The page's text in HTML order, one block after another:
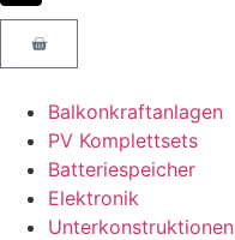
Balkonkraftanlagen
PV Komplettsets
Batteriespeicher
Elektronik
Unterkonstruktionen